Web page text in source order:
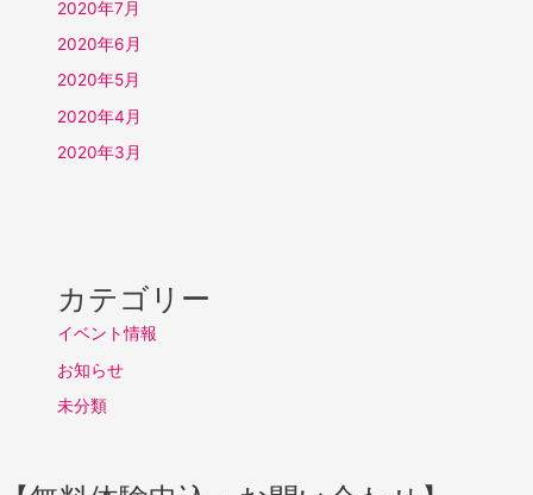
2020年7月
2020年6月
2020年5月
2020年4月
2020年3月
カテゴリー
イベント情報
お知らせ
未分類